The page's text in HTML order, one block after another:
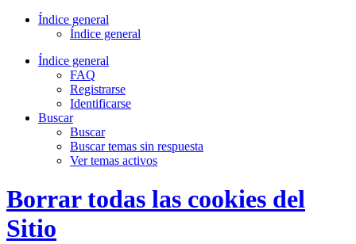
Índice general
Índice general
Índice general
FAQ
Registrarse
Identificarse
Buscar
Buscar
Buscar temas sin respuesta
Ver temas activos
Borrar todas las cookies del
Sitio